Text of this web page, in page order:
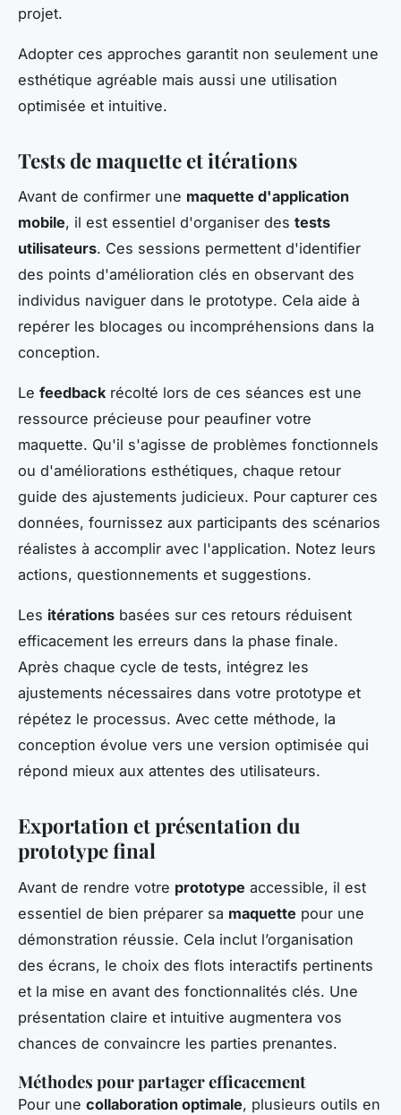
projet.
Adopter ces approches garantit non seulement une
esthétique agréable mais aussi une utilisation
optimisée et intuitive.
Tests de maquette et itérations
Avant de confirmer une maquette d'application
mobile, il est essentiel d'organiser des tests
utilisateurs. Ces sessions permettent d'identifier
des points d'amélioration clés en observant des
individus naviguer dans le prototype. Cela aide à
repérer les blocages ou incompréhensions dans la
conception.
Le feedbackrécolté lors de ces séances est une
ressource précieuse pour peaufiner votre
maquette. Qu'il s'agisse de problèmes fonctionnels
ou d'améliorations esthétiques, chaque retour
guide des ajustements judicieux. Pour capturer ces
données, fournissez aux participants des scénarios
réalistes à accomplir avec l'application. Notez leurs
actions, questionnements et suggestions.
Les itérations basées sur ces retours réduisent
efficacement les erreurs dans la phase finale.
Après chaque cycle de tests, intégrez les
ajustements nécessaires dans votre prototype et
répétez le processus. Avec cette méthode, la
conception évolue vers une version optimisée qui
répond mieux aux attentes des utilisateurs.
Exportation et présentation du
prototype final
Avant de rendre votre prototype accessible, il est
essentiel de bien préparer sa maquette pour une
démonstration réussie. Cela inclut l’organisation
des écrans, le choix des flots interactifs pertinents
et la mise en avant des fonctionnalités clés. Une
présentation claire et intuitive augmentera vos
chances de convaincre les parties prenantes.
Méthodes pour partager efficacement
Pour une collaboration optimale, plusieurs outils en